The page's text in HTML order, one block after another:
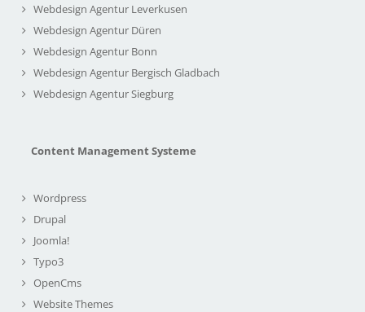
Webdesign Agentur Leverkusen
Webdesign Agentur Düren
Webdesign Agentur Bonn
Webdesign Agentur Bergisch Gladbach
Webdesign Agentur Siegburg
Content Management Systeme
Wordpress
Drupal
Joomla!
Typo3
OpenCms
Website Themes